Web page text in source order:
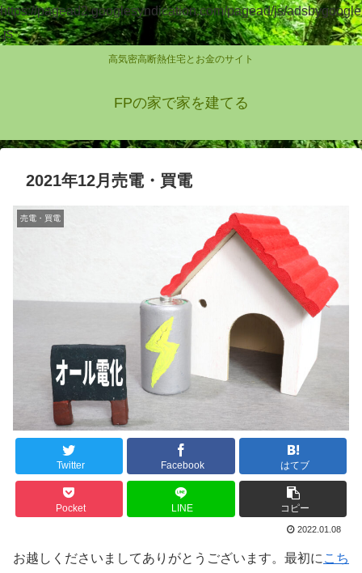
https://pagead2.googlesyndication.com/pagead/js/adsbygoogle
.js
高気密高断熱住宅とお金のサイト
FPの家で家を建てる
2021年12月売電・買電
売電・買電
Twitter Facebook はてブ
Pocket LINE コピー
2022.01.08
お越しくださいましてありがとうございます。最初に こち